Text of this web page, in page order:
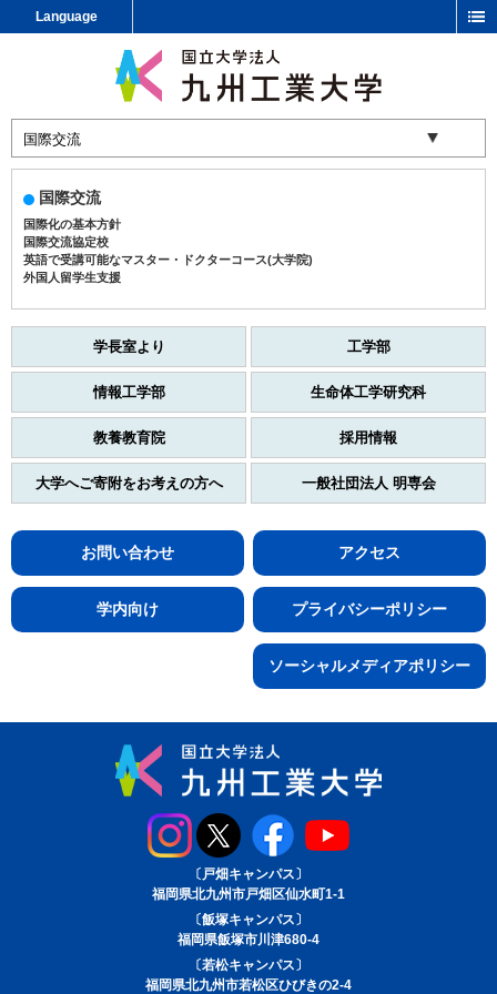
Language
国際交流
国際化の基本方針
国際交流協定校
英語で受講可能なマスター・ドクターコース(大学院)
外国人留学生支援
学長室より 工学部
情報工学部 生命体工学研究科
教養教育院 採用情報
大学へご寄附をお考えの方へ 一般社団法人 明専会
アクセス
お問い合わせ
プライバシーポリシー
学内向け
ソーシャルメディアポリシー
〔戸畑キャンパス〕
福岡県北九州市戸畑区仙水町1-1
〔飯塚キャンパス〕
福岡県飯塚市川津680-4
〔若松キャンパス〕
福岡県北九州市若松区ひびきの2-4